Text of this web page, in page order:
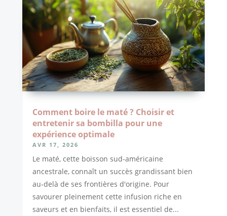
Comment boire le maté ? Choisir et
entretenir sa bombilla pour une
expérience optimale
AVR 17, 2026
Le maté, cette boisson sud-américaine
ancestrale, connaît un succès grandissant bien
au-delà de ses frontières d'origine. Pour
savourer pleinement cette infusion riche en
saveurs et en bienfaits, il est essentiel de...